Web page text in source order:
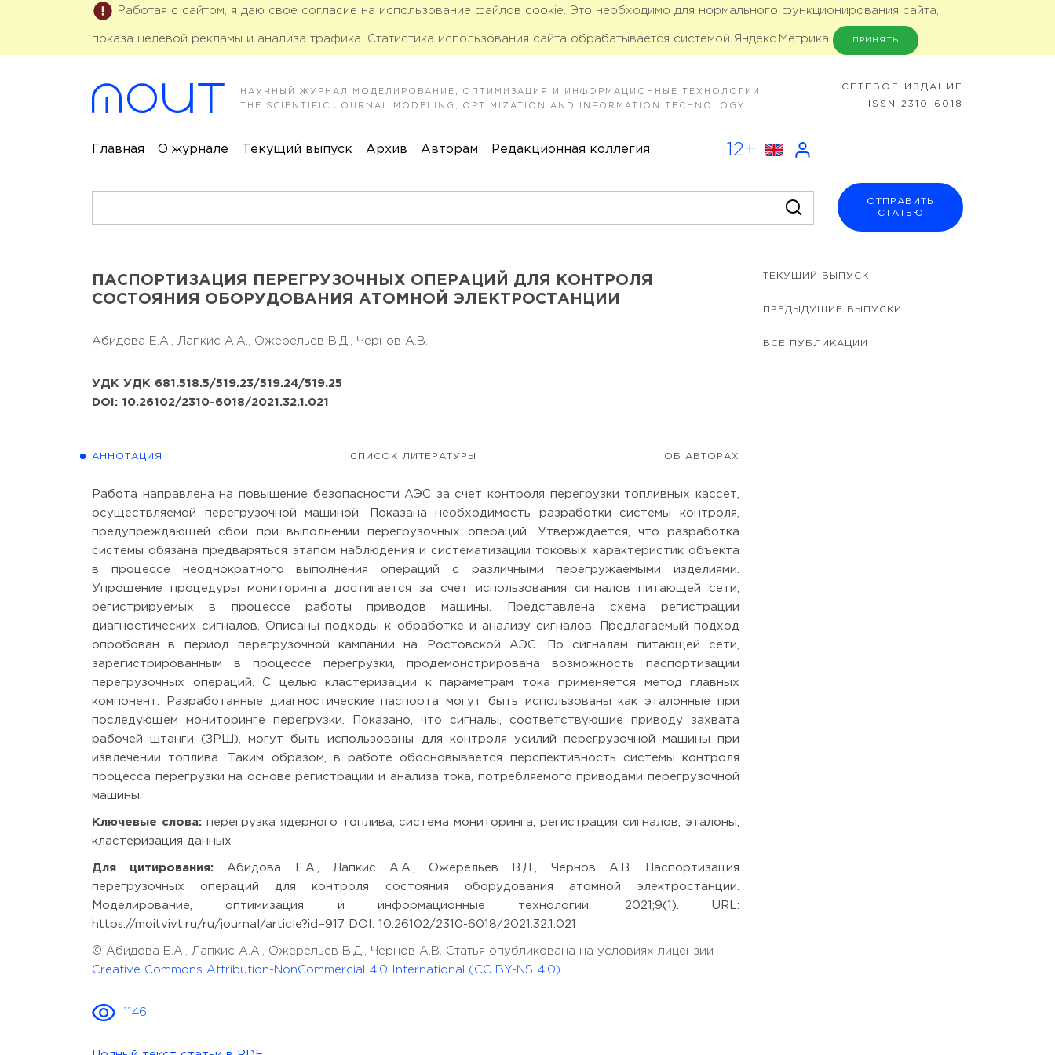
Работая с сайтом, я даю свое согласие на использование файлов cookie. Это необходимо для нормального функционирования сайта,
показа целевой рекламы и анализа трафика. Статистика использования сайта обрабатывается системой Яндекс.Метрика ПРИНЯТЬ
НАУЧНЫЙ ЖУРНАЛ МОДЕЛИРОВАНИЕ, ОПТИМИЗАЦИЯ И ИНФОРМАЦИОННЫЕ ТЕХНОЛОГИИ
THE SCIENTIFIC JOURNAL MODELING, OPTIMIZATION AND INFORMATION TECHNOLOGY
CЕТЕВОЕ ИЗДАНИЕ
ISSN 2310-6018
Главная О журнале Текущий выпуск Архив Авторам Редакционная коллегия 12+
ОТПРАВИТЬ
СТАТЬЮ
ПАСПОРТИЗАЦИЯ ПЕРЕГРУЗОЧНЫХ ОПЕРАЦИЙ ДЛЯ КОНТРОЛЯ
СОСТОЯНИЯ ОБОРУДОВАНИЯ АТОМНОЙ ЭЛЕКТРОСТАНЦИИ
Абидова Е.А., Лапкис А.А., Ожерельев В.Д., Чернов А.В.
УДК УДК 681.518.5/519.23/519.24/519.25
DOI: 10.26102/2310-6018/2021.32.1.021
АННОТАЦИЯ СПИСОК ЛИТЕРАТУРЫ ОБ АВТОРАХ
Работа направлена на повышение безопасности АЭС за счет контроля перегрузки топливных кассет,
осуществляемой перегрузочной машиной. Показана необходимость разработки системы контроля,
предупреждающей сбои при выполнении перегрузочных операций. Утверждается, что разработка
системы обязана предваряться этапом наблюдения и систематизации токовых характеристик объекта
в процессе неоднократного выполнения операций с различными перегружаемыми изделиями.
Упрощение процедуры мониторинга достигается за счет использования сигналов питающей сети,
регистрируемых в процессе работы приводов машины. Представлена схема регистрации
диагностических сигналов. Описаны подходы к обработке и анализу сигналов. Предлагаемый подход
опробован в период перегрузочной кампании на Ростовской АЭС. По сигналам питающей сети,
зарегистрированным в процессе перегрузки, продемонстрирована возможность паспортизации
перегрузочных операций. С целью кластеризации к параметрам тока применяется метод главных
компонент. Разработанные диагностические паспорта могут быть использованы как эталонные при
последующем мониторинге перегрузки. Показано, что сигналы, соответствующие приводу захвата
рабочей штанги (ЗРШ), могут быть использованы для контроля усилий перегрузочной машины при
извлечении топлива. Таким образом, в работе обосновывается перспективность системы контроля
процесса перегрузки на основе регистрации и анализа тока, потребляемого приводами перегрузочной
машины.
Ключевые слова:перегрузка ядерного топлива, система мониторинга, регистрация сигналов, эталоны,
кластеризация данных
Для цитирования: Абидова Е.А., Лапкис А.А., Ожерельев В.Д., Чернов А.В. Паспортизация
перегрузочных операций для контроля состояния оборудования атомной электростанции.
Моделирование, оптимизация и информационные технологии. 2021;9(1). URL:
https://moitvivt.ru/ru/journal/article?id=917 DOI: 10.26102/2310-6018/2021.32.1.021
© Абидова Е.А., Лапкис А.А., Ожерельев В.Д., Чернов А.В. Статья опубликована на условиях лицензии
Creative Commons Attribution-NonCommercial 4.0 International (CC BY-NS 4.0)
1146
ТЕКУЩИЙ ВЫПУСК
ПРЕДЫДУЩИЕ ВЫПУСКИ
ВСЕ ПУБЛИКАЦИИ